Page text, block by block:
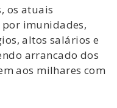
os atuais
imunidades,
altos salários e
arrancado dos
aos milhares com